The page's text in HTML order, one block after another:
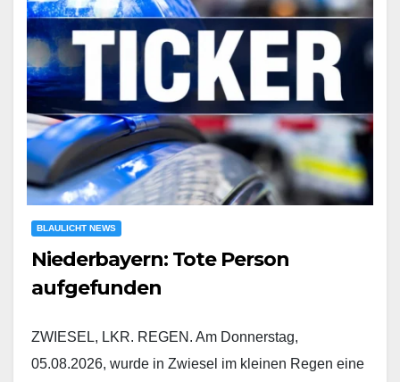
BLAULICHT NEWS
Niederbayern: Tote Person
aufgefunden
ZWIESEL, LKR. REGEN. Am Donnerstag,
05.08.2026, wurde in Zwiesel im kleinen Regen eine